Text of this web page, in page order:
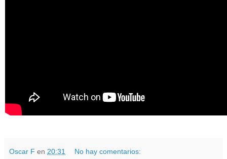
Oscar F en 20:31 No hay comentarios: